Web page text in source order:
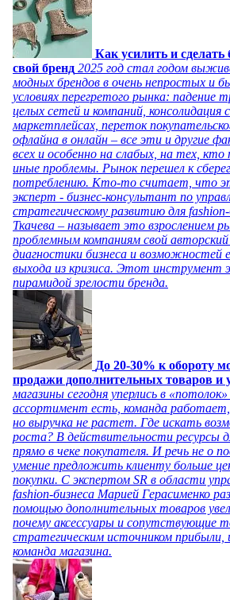
Как усилить и
свой бренд 2025 год стал годом
модных брендов в очень непростых и
условиях перегретого рынка: падение
целых сетей и компаний, консолидация
маркетплейсах, переток
офлайна в онлайн – все эти и другие
всех и особенно на слабых, на тех,
иные проблемы. Рынок перешел к
потреблению. Кто-то считает, что
эксперт - бизнес-консультант по
стратегическому развитию для
Ткачева – называет это взрослением
проблемным компаниям свой
диагностики бизнеса и возможностей
выхода из кризиса. Этот инструмент
пирамидой зрелости бренда.
До 20-30% к обороту
продажи дополнительных товаров и
магазины сегодня уперлись в
ассортимент есть, команда работает,
но выручка не растет. Где искать
роста? В действительности ресурсы
прямо в чеке покупателя. И речь не о
умение предложить клиенту больше
покупки. С экспертом SR в области
fashion-бизнеса Марией Герасименко
помощью дополнительных товаров
почему аксессуары и сопутствующие
стратегическим источником прибыли,
команда магазина.